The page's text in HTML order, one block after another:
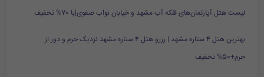
لیست هتل آپارتمان‌های فلکه آب مشهد و خیابان نواب صفوی|با 70% تخفیف
بهترین هتل ۴ ستاره مشهد | رزرو هتل ۴ ستاره مشهد نزدیک حرم و دور از
حرم+50% تخفیف